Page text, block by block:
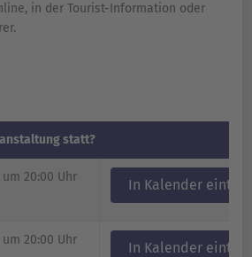
in der Tourist-Information oder
statt?
um 20:00 Uhr In Kalender
um 20:00 Uhr In Kalender